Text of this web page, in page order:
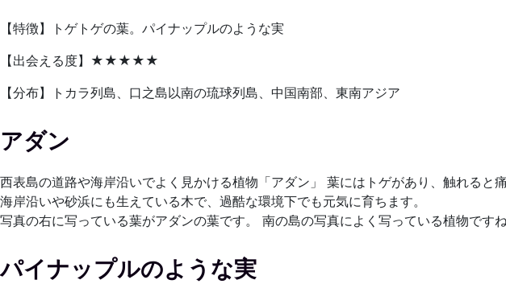
【特徴】トゲトゲの葉。パイナップルのような実
【出会える度】★★★★★
【分布】トカラ列島、口之島以南の琉球列島、中国南部、東南アジア
アダン
西表島の道路や海岸沿いでよく見かける植物「アダン」 葉にはトゲがあり、触れると痛
海岸沿いや砂浜にも生えている木で、過酷な環境下でも元気に育ちます。
写真の右に写っている葉がアダンの葉です。 南の島の写真によく写っている植物ですね
パイナップルのような実